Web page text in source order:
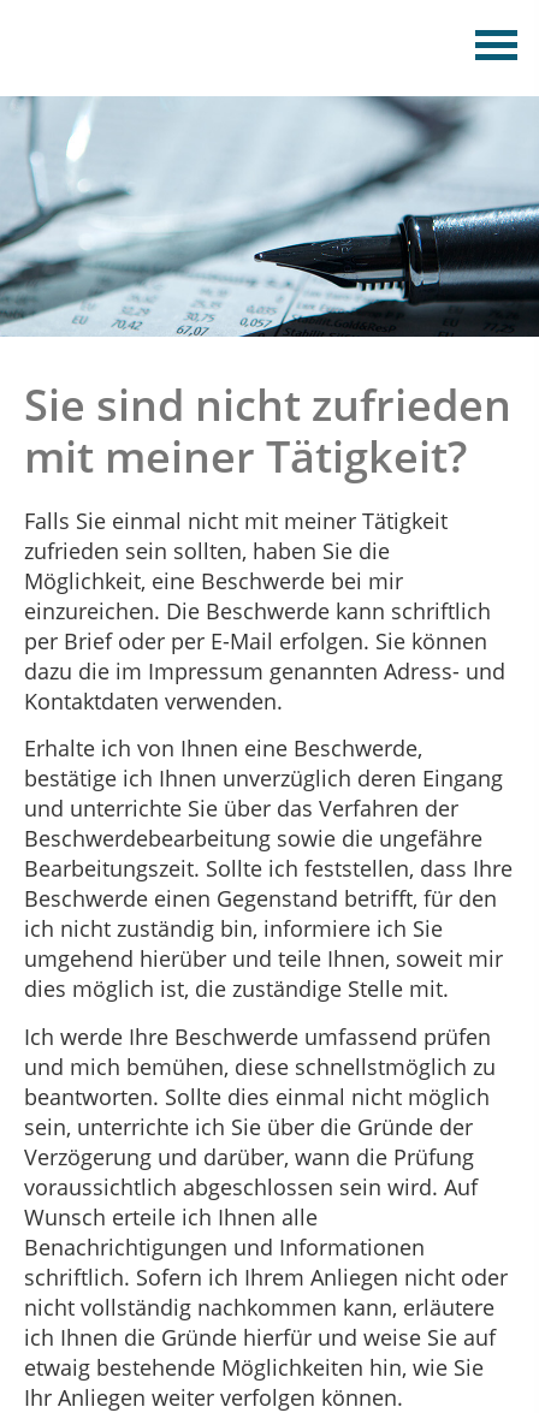
Sie sind nicht zufrieden
mit meiner Tätigkeit?
Falls Sie einmal nicht mit meiner Tätigkeit
zufrieden sein sollten, haben Sie die
Möglichkeit, eine Beschwerde bei mir
einzureichen. Die Beschwerde kann schriftlich
per Brief oder per E-Mail erfolgen. Sie können
dazu die im Impressum genannten Adress- und
Kontaktdaten verwenden.
Erhalte ich von Ihnen eine Beschwerde,
bestätige ich Ihnen unverzüglich deren Eingang
und unterrichte Sie über das Verfahren der
Beschwerdebearbeitung sowie die ungefähre
Bearbeitungszeit. Sollte ich feststellen, dass Ihre
Beschwerde einen Gegenstand betrifft, für den
ich nicht zuständig bin, informiere ich Sie
umgehend hierüber und teile Ihnen, soweit mir
dies möglich ist, die zuständige Stelle mit.
Ich werde Ihre Beschwerde umfassend prüfen
und mich bemühen, diese schnellstmöglich zu
beantworten. Sollte dies einmal nicht möglich
sein, unterrichte ich Sie über die Gründe der
Verzögerung und darüber, wann die Prüfung
voraussichtlich abgeschlossen sein wird. Auf
Wunsch erteile ich Ihnen alle
Benachrichtigungen und Informationen
schriftlich. Sofern ich Ihrem Anliegen nicht oder
nicht vollständig nachkommen kann, erläutere
ich Ihnen die Gründe hierfür und weise Sie auf
etwaig bestehende Möglichkeiten hin, wie Sie
Ihr Anliegen weiter verfolgen können.